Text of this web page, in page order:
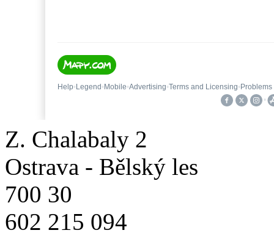
Z. Chalabaly 2
Ostrava - Bělský les
700 30
602 215 094